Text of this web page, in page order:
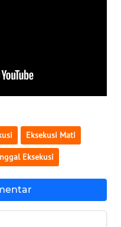
Eksekusi Mati
Eksekusi